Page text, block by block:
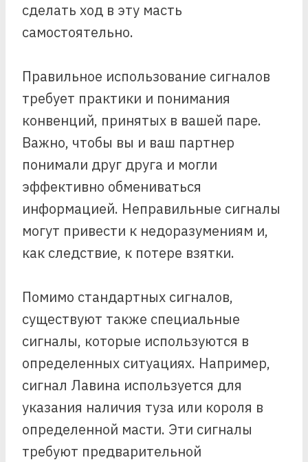
сделать ход в эту масть
самостоятельно.
Правильное использование сигналов
требует практики и понимания
конвенций, принятых в вашей паре.
Важно, чтобы вы и ваш партнер
понимали друг друга и могли
эффективно обмениваться
информацией. Неправильные сигналы
могут привести к недоразумениям и,
как следствие, к потере взятки.
Помимо стандартных сигналов,
существуют также специальные
сигналы, которые используются в
определенных ситуациях. Например,
сигнал Лавина используется для
указания наличия туза или короля в
определенной масти. Эти сигналы
требуют предварительной